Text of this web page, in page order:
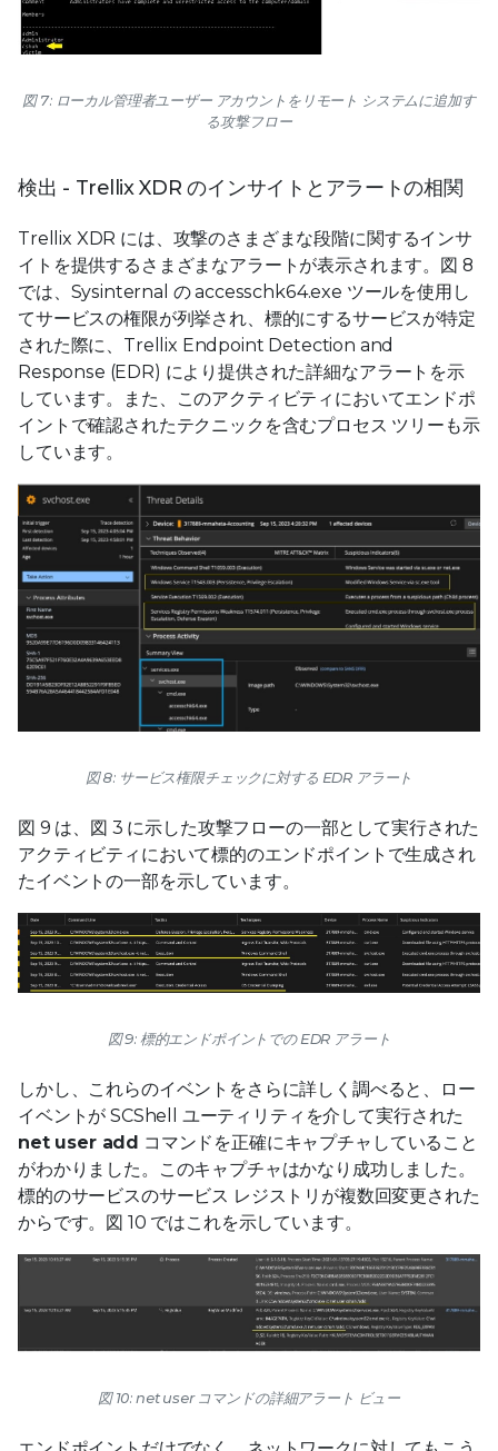
図 7: ローカル管理者ユーザー アカウントをリモート システムに追加す
る攻撃フロー
検出 - Trellix XDR のインサイトとアラートの相関
Trellix XDR には、攻撃のさまざまな段階に関するインサ
イトを提供するさまざまなアラートが表示されます。図 8
では、Sysinternal の accesschk64.exe ツールを使用し
てサービスの権限が列挙され、標的にするサービスが特定
された際に、Trellix Endpoint Detection and
Response (EDR) により提供された詳細なアラートを示
しています。また、このアクティビティにおいてエンドポ
イントで確認されたテクニックを含むプロセス ツリーも示
しています。
図 8: サービス権限チェックに対する EDR アラート
図 9 は、図 3 に示した攻撃フローの一部として実行された
アクティビティにおいて標的のエンドポイントで生成され
たイベントの一部を示しています。
図 9: 標的エンドポイントでの EDR アラート
しかし、これらのイベントをさらに詳しく調べると、ロー
イベントが SCShell ユーティリティを介して実行された
net user add コマンドを正確にキャプチャしていること
がわかりました。このキャプチャはかなり成功しました。
標的のサービスのサービス レジストリが複数回変更された
からです。図 10 ではこれを示しています。
図 10: net user コマンドの詳細アラート ビュー